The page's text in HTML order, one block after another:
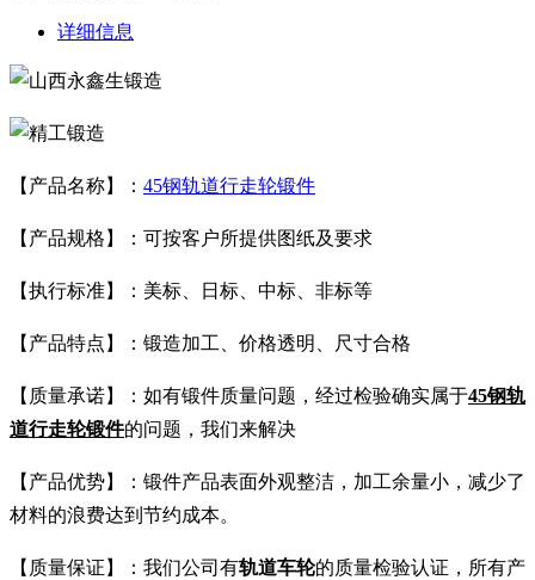
详细信息
【产品名称】： 45钢轨道行走轮锻件
【产品规格】：可按客户所提供图纸及要求
【执行标准】：美标、日标、中标、 非标等
【产品特点】：锻造加工、价格透明、尺寸合格
【质量承诺】：如有锻件质量问题，经过检验确实属于45钢轨
道行走轮锻件的问题，我们来解决
【产品优势】：锻件产品表面外观整洁，加工余量小，减少了
材料的浪费达到节约成本。
【质量保证】：我们公司有轨道车轮的质量检验认证，所有产